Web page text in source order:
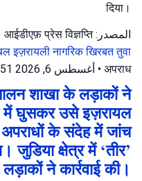
दिया।
المصدر: आईडीएफ़ प्रेस विज्ञप्ति
इज़रायली नागरिकखिरबत तुवा
अपराध
• أغسطس 6, 2026 at 10:51 ص
शाखा के लड़ाकों ने
में घुसकर उसे इज़रायल
के संदेह में जांच
जुडिया क्षेत्र में ‘तीर’
ने कार्रवाई की।